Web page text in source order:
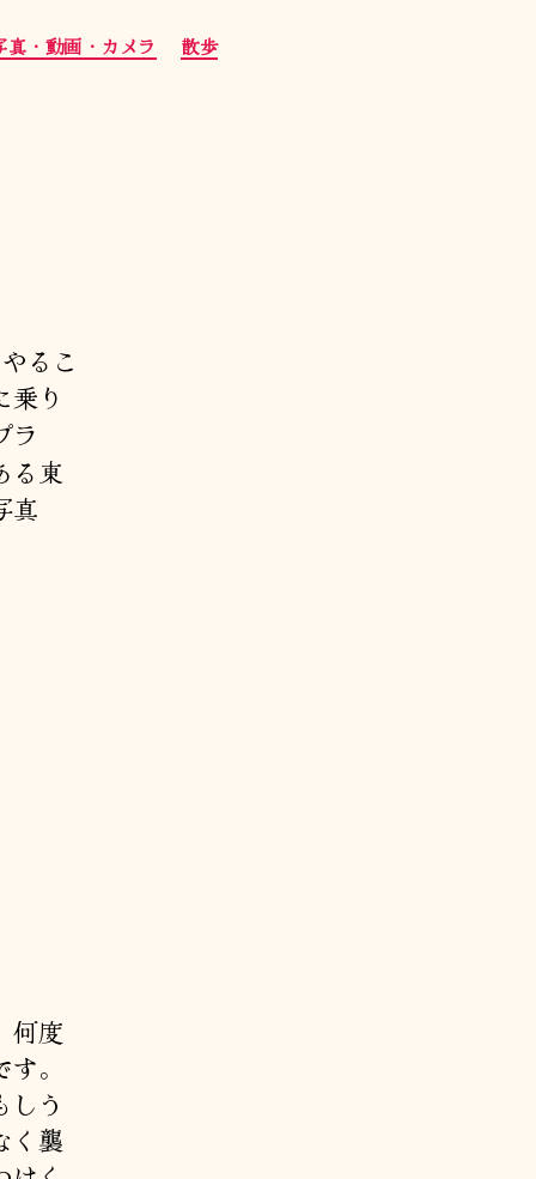
真・動画・カメラ 散歩
るこ
乗り
ラ
る東
真
何度
。
しう
く襲